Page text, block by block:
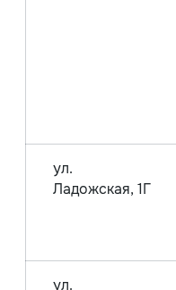
ул.
Ладожская, 1Г
ул.